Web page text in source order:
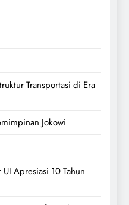
Transportasi di Era
Jokowi
UI Apresiasi 10 Tahun